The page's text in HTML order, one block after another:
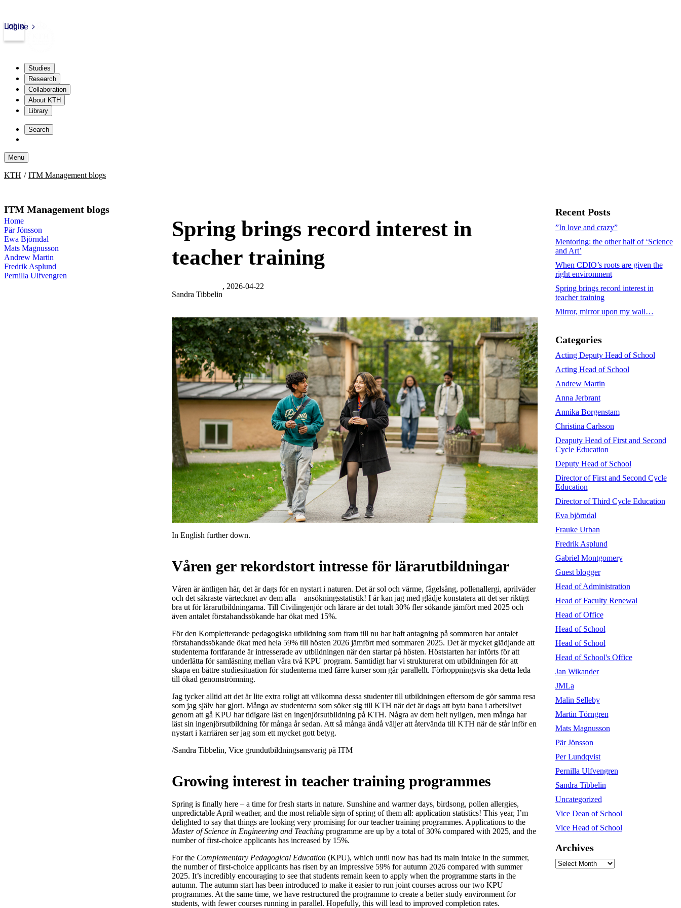
kth.se
Login
Studies
Research
Collaboration
About KTH
Library
content
Search
Menu
to
KTH ITM Management blogs
ITM Management blogs
Home
Pär Jönsson
Ewa Björndal
Mats Magnusson
Andrew Martin
Fredrik Asplund
Pernilla Ulfvengren
Spring brings record interest in
teacher training
Sandra Tibbelin
, 2026-04-22
In English further down.
Våren ger rekordstort intresse för lärarutbildningar
Våren är äntligen här, det är dags för en nystart i naturen. Det är sol och värme, fågelsång, pollenallergi, aprilväder
och det säkraste vårtecknet av dem alla – ansökningsstatistik! I år kan jag med glädje konstatera att det ser riktigt
bra ut för lärarutbildningarna. Till Civilingenjör och lärare är det totalt 30% fler sökande jämfört med 2025 och
även antalet förstahandssökande har ökat med 15%.
För den Kompletterande pedagogiska utbildning som fram till nu har haft antagning på sommaren har antalet
förstahandssökande ökat med hela 59% till hösten 2026 jämfört med sommaren 2025. Det är mycket glädjande att
studenterna fortfarande är intresserade av utbildningen när den startar på hösten. Höststarten har införts för att
underlätta för samläsning mellan våra två KPU program. Samtidigt har vi strukturerat om utbildningen för att
skapa en bättre studiesituation för studenterna med färre kurser som går parallellt. Förhoppningsvis ska detta leda
till ökad genomströmning.
Jag tycker alltid att det är lite extra roligt att välkomna dessa studenter till utbildningen eftersom de gör samma resa
som jag själv har gjort. Många av studenterna som söker sig till KTH när det är dags att byta bana i arbetslivet
genom att gå KPU har tidigare läst en ingenjörsutbildning på KTH. Några av dem helt nyligen, men många har
läst sin ingenjörsutbildning för många år sedan. Att så många ändå väljer att återvända till KTH när de står inför en
nystart i karriären ser jag som ett mycket gott betyg.
/Sandra Tibbelin, Vice grundutbildningsansvarig på ITM
Growing interest in teacher training programmes
Spring is finally here – a time for fresh starts in nature. Sunshine and warmer days, birdsong, pollen allergies,
unpredictable April weather, and the most reliable sign of spring of them all: application statistics! This year, I’m
delighted to say that things are looking very promising for our teacher training programmes. Applications to the
Master of Science in Engineering and Teaching programme are up by a total of 30% compared with 2025, and the
number of first-choice applicants has increased by 15%.
For the Complementary Pedagogical Education (KPU), which until now has had its main intake in the summer,
the number of first-choice applicants has risen by an impressive 59% for autumn 2026 compared with summer
2025. It’s incredibly encouraging to see that students remain keen to apply when the programme starts in the
autumn. The autumn start has been introduced to make it easier to run joint courses across our two KPU
programmes. At the same time, we have restructured the programme to create a better study environment for
students, with fewer courses running in parallel. Hopefully, this will lead to improved completion rates.
Recent Posts
”In love and crazy”
Mentoring: the other half of ‘Science
and Art’
When CDIO’s roots are given the
right environment
Spring brings record interest in
teacher training
Mirror, mirror upon my wall…
Categories
Acting Deputy Head of School
Acting Head of School
Andrew Martin
Anna Jerbrant
Annika Borgenstam
Christina Carlsson
Deaputy Head of First and Second
Cycle Education
Deputy Head of School
Director of First and Second Cycle
Education
Director of Third Cycle Education
Eva björndal
Frauke Urban
Fredrik Asplund
Gabriel Montgomery
Guest blogger
Head of Administration
Head of Faculty Renewal
Head of Office
Head of School
Head of School
Head of School's Office
Jan Wikander
JMLa
Malin Selleby
Martin Törngren
Mats Magnusson
Pär Jönsson
Per Lundqvist
Pernilla Ulfvengren
Sandra Tibbelin
Uncategorized
Vice Dean of School
Vice Head of School
Archives
Archives